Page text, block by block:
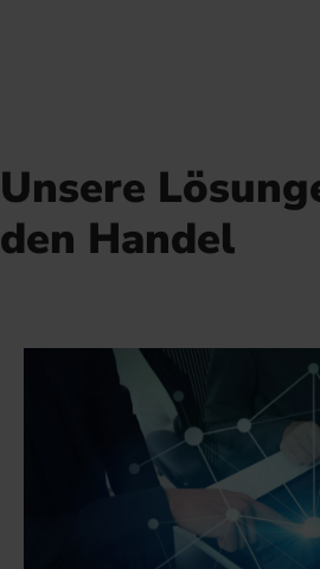
Unsere
den Handel